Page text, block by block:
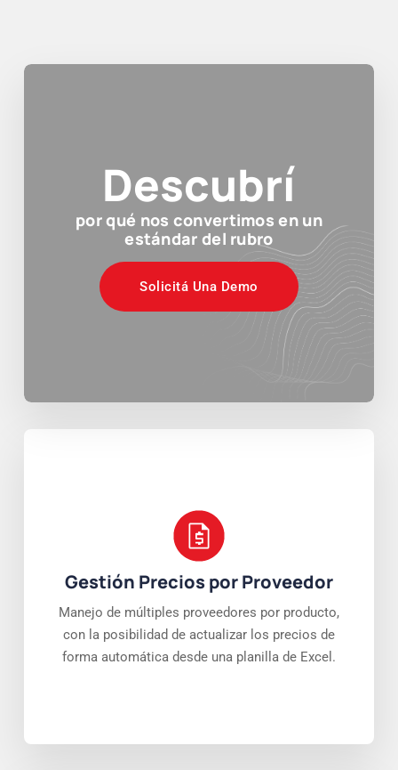
Descubrí
por qué nos convertimos en un
estándar del rubro
Solicitá Una Demo
Gestión Precios por Proveedor
Manejo de múltiples proveedores por producto,
con la posibilidad de actualizar los precios de
forma automática desde una planilla de Excel.